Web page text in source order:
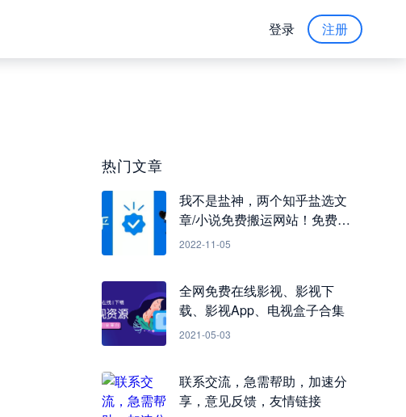
注册
登录
热门文章
我不是盐神，两个知乎盐选文
章/小说免费搬运网站！免费看
知乎小说
2022-11-05
全网免费在线影视、影视下
载、影视App、电视盒子合集
2021-05-03
联系交流，急需帮助，加速分
享，意见反馈，友情链接